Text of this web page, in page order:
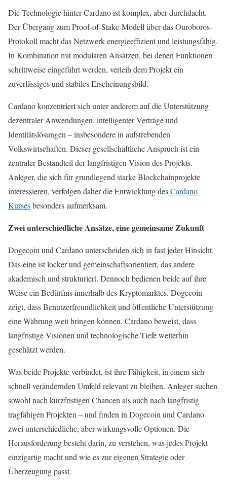
Die Technologie hinter Cardano ist komplex, aber durchdacht.
Der Übergang zum Proof-of-Stake-Modell über das Ouroboros-
Protokoll macht das Netzwerk energieeffizient und leistungsfähig.
In Kombination mit modularen Ansätzen, bei denen Funktionen
schrittweise eingeführt werden, verleih dem Projekt ein
zuverlässiges und stabiles Erscheinungsbild.
Cardano konzentriert sich unter anderem auf die Unterstützung
dezentraler Anwendungen, intelligenter Verträge und
Identitätslösungen – insbesondere in aufstrebenden
Volkswirtschaften. Dieser gesellschaftliche Anspruch ist ein
zentraler Bestandteil der langfristigen Vision des Projekts.
Anleger, die sich für grundlegend starke Blockchainprojekte
interessieren, verfolgen daher die Entwicklung desCardano
Kursesbesonders aufmerksam.
Zwei unterschiedliche Ansätze, eine gemeinsame Zukunft
Dogecoin und Cardano unterscheiden sich in fast jeder Hinsicht.
Das eine ist locker und gemeinschaftsorientiert, das andere
akademisch und strukturiert. Dennoch bedienen beide auf ihre
Weise ein Bedürfnis innerhalb des Kryptomarktes. Dogecoin
zeigt, dass Benutzerfreundlichkeit und öffentliche Unterstützung
eine Währung weit bringen können. Cardano beweist, dass
langfristige Visionen und technologische Tiefe weiterhin
geschätzt werden.
Was beide Projekte verbindet, ist ihre Fähigkeit, in einem sich
schnell verändernden Umfeld relevant zu bleiben. Anleger suchen
sowohl nach kurzfristigen Chancen als auch nach langfristig
tragfähigen Projekten – und finden in Dogecoin und Cardano
zwei unterschiedliche, aber wirkungsvolle Optionen. Die
Herausforderung besteht darin, zu verstehen, was jedes Projekt
einzigartig macht und wie es zur eigenen Strategie oder
Überzeugung passt.